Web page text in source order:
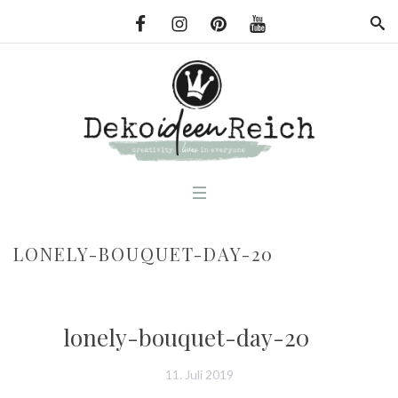
LONELY-BOUQUET-DAY-20
lonely-bouquet-day-20
11. Juli 2019